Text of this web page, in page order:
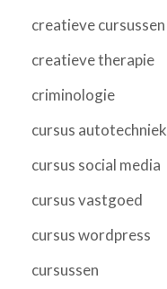
creatieve cursussen
creatieve therapie
criminologie
cursus autotechniek
cursus social media
cursus vastgoed
cursus wordpress
cursussen